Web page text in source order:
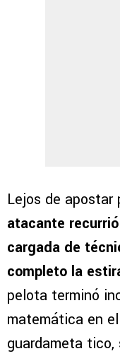
Lejos de apostar
atacante
cargada de
completo la
pelota terminó
matemática en
guardameta